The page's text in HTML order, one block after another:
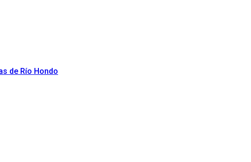
de Río Hondo